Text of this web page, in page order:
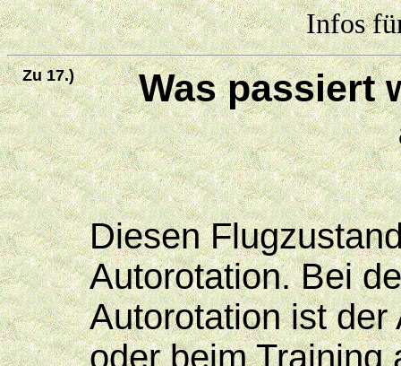
Infos
Zu 17.)
Was passiert
Diesen
Autorotation. Bei
Autorotation ist
oder beim Training